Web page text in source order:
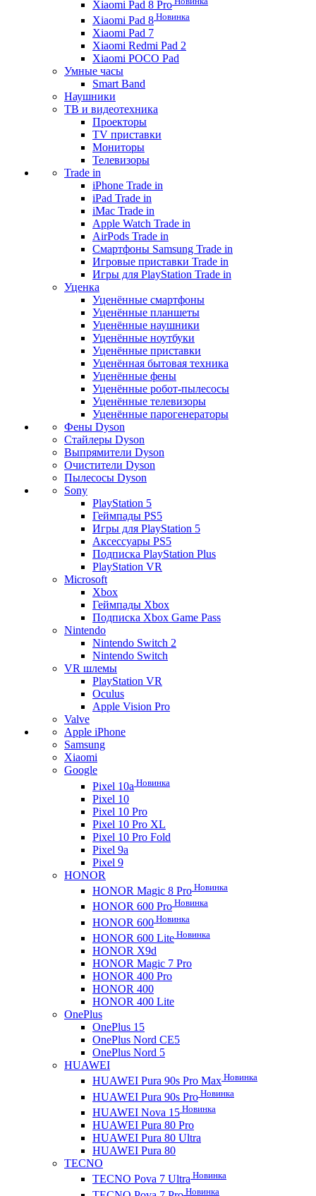
Xiaomi Pad 8 Pro
Xiaomi Pad 8 Новинка
Xiaomi Pad 7
Xiaomi Redmi Pad 2
Xiaomi POCO Pad
Умные часы
Smart Band
Наушники
ТВ и видеотехника
Проекторы
TV приставки
Мониторы
Телевизоры
Trade in
iPhone Trade in
iPad Trade in
iMac Trade in
Apple Watch Trade in
AirPods Trade in
Смартфоны Samsung Trade in
Игровые приставки Trade in
Игры для PlayStation Trade in
Уценка
Уценённые смартфоны
Уценённые планшеты
Уценённые наушники
Уценённые ноутбуки
Уценённые приставки
Уценённая бытовая техника
Уценённые фены
Уценённые робот-пылесосы
Уценённые телевизоры
Уценённые парогенераторы
Фены Dyson
Стайлеры Dyson
Выпрямители Dyson
Очистители Dyson
Пылесосы Dyson
Sony
PlayStation 5
Геймпады PS5
Игры для PlayStation 5
Аксессуары PS5
Подписка PlayStation Plus
PlayStation VR
Microsoft
Xbox
Геймпады Xbox
Подписка Xbox Game Pass
Nintendo
Nintendo Switch 2
Nintendo Switch
VR шлемы
PlayStation VR
Oculus
Apple Vision Pro
Valve
Apple iPhone
Samsung
Xiaomi
Google
Pixel 10a Новинка
Pixel 10
Pixel 10 Pro
Pixel 10 Pro XL
Pixel 10 Pro Fold
Pixel 9a
Pixel 9
HONOR
HONOR Magic 8 Pro Новинка
HONOR 600 Pro Новинка
HONOR 600 Новинка
HONOR 600 Lite Новинка
HONOR X9d
HONOR Magic 7 Pro
HONOR 400 Pro
HONOR 400
HONOR 400 Lite
OnePlus
OnePlus 15
OnePlus Nord CE5
OnePlus Nord 5
HUAWEI
HUAWEI Pura 90s Pro Max Новинка
HUAWEI Pura 90s Pro Новинка
HUAWEI Nova 15 Новинка
HUAWEI Pura 80 Pro
HUAWEI Pura 80 Ultra
HUAWEI Pura 80
TECNO
TECNO Pova 7 Ultra Новинка
Новинка